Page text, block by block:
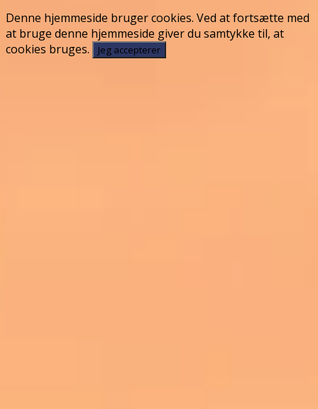
Denne hjemmeside bruger cookies. Ved at fortsætte med
at bruge denne hjemmeside giver du samtykke til, at
cookies bruges.
Jeg accepterer